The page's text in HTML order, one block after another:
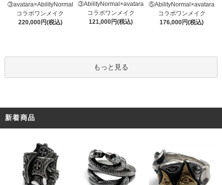
③avatara×AbilityNormal
コラボワンメイク
220,000円(税込)
③AbilityNormal×avatara
コラボワンメイク
121,000円(税込)
⑤AbilityNormal×avatara
コラボワンメイク
176,000円(税込)
もっと見る
新着商品